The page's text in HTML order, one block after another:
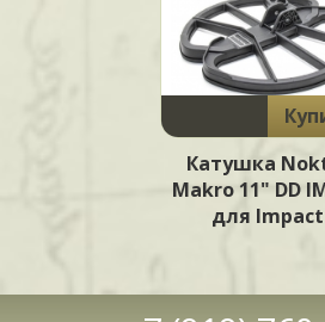
Катушка
Makro 11" DD
для Impact